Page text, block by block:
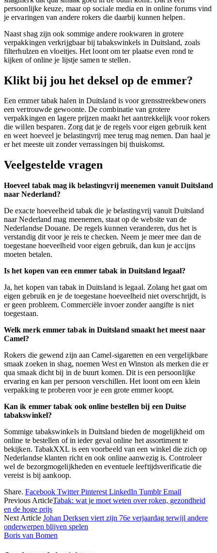
persoonlijke keuze, maar op sociale media en in online forums vind
je ervaringen van andere rokers die daarbij kunnen helpen.
Naast shag zijn ook sommige andere rookwaren in grotere
verpakkingen verkrijgbaar bij tabakswinkels in Duitsland, zoals
filterhulzen en vloeitjes. Het loont om ter plaatse even rond te
kijken of online je lijstje samen te stellen.
Klikt bij jou het deksel op de emmer?
Een emmer tabak halen in Duitsland is voor grensstreekbewoners
een vertrouwde gewoonte. De combinatie van grotere
verpakkingen en lagere prijzen maakt het aantrekkelijk voor rokers
die willen besparen. Zorg dat je de regels voor eigen gebruik kent
en weet hoeveel je belastingvrij mee terug mag nemen. Dan haal je
er het meeste uit zonder verrassingen bij thuiskomst.
Veelgestelde vragen
Hoeveel tabak mag ik belastingvrij meenemen vanuit Duitsland
naar Nederland?
De exacte hoeveelheid tabak die je belastingvrij vanuit Duitsland
naar Nederland mag meenemen, staat op de website van de
Nederlandse Douane. De regels kunnen veranderen, dus het is
verstandig dit voor je reis te checken. Neem je meer mee dan de
toegestane hoeveelheid voor eigen gebruik, dan kun je accijns
moeten betalen.
Is het kopen van een emmer tabak in Duitsland legaal?
Ja, het kopen van tabak in Duitsland is legaal. Zolang het gaat om
eigen gebruik en je de toegestane hoeveelheid niet overschrijdt, is
er geen probleem. Commerciële invoer zonder aangifte is niet
toegestaan.
Welk merk emmer tabak in Duitsland smaakt het meest naar
Camel?
Rokers die gewend zijn aan Camel-sigaretten en een vergelijkbare
smaak zoeken in shag, noemen West en Winston als merken die er
qua smaak dicht bij in de buurt komen. Dit is een persoonlijke
ervaring en kan per persoon verschillen. Het loont om een klein
verpakking te proberen voor je een grote emmer koopt.
Kan ik emmer tabak ook online bestellen bij een Duitse
tabakswinkel?
Sommige tabakswinkels in Duitsland bieden de mogelijkheid om
online te bestellen of in ieder geval online het assortiment te
bekijken. TabakXXL is een voorbeeld van een winkel die zich op
Nederlandse klanten richt en ook online aanwezig is. Controleer
wel de bezorgmogelijkheden en eventuele leeftijdsverificatie die
vereist is bij aankoop.
Share. Facebook Twitter Pinterest LinkedIn Tumblr Email
Previous ArticleTabak: wat je moet weten over roken, gezondheid
en de hoge prijs
Next Article Johan Derksen viert zijn 76e verjaardag terwijl andere
onderwerpen blijven spelen
Boris van Bomen